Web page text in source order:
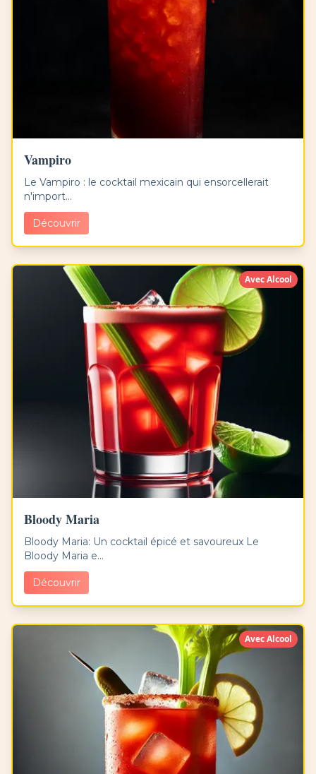
Vampiro
Le Vampiro : le cocktail mexicain qui ensorcellerait
n'import...
Découvrir
Avec Alcool
Bloody Maria
Bloody Maria: Un cocktail épicé et savoureux Le
Bloody Maria e...
Découvrir
Avec Alcool